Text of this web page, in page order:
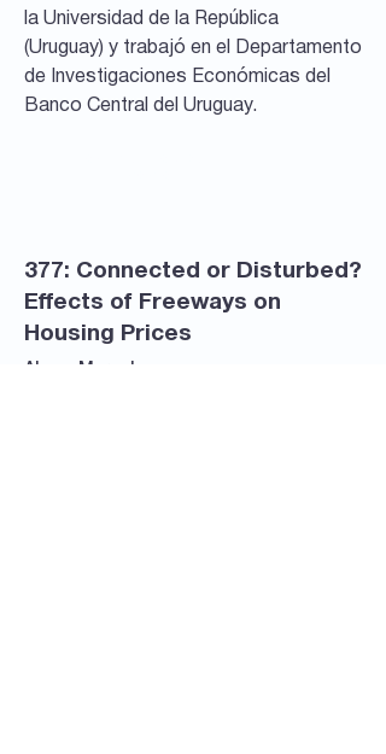
la Universidad de la República
(Uruguay) y trabajó en el Departamento
de Investigaciones Económicas del
Banco Central del Uruguay.
377: Connected or Disturbed?
Effects of Freeways on
Housing Prices
Alvez, Marcelo